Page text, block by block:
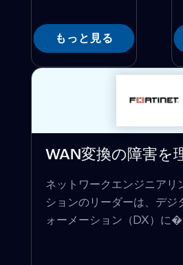
もっと見る
WAN変換の障害を
ネットワークエンジニアリ
ションのリーダーは、デジ
ォーメーション（DX）に